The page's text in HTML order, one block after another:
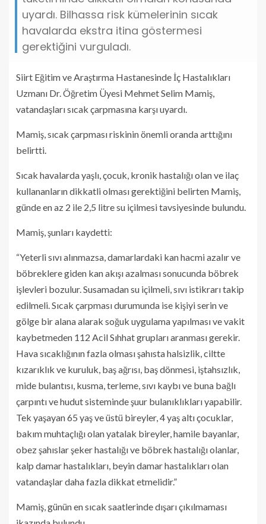
uyardı. Bilhassa risk kümelerinin sıcak
havalarda ekstra itina göstermesi
gerektiğini vurguladı.
Siirt Eğitim ve Araştırma Hastanesinde İç Hastalıkları
Uzmanı Dr. Öğretim Üyesi Mehmet Selim Mamiş,
vatandaşları sıcak çarpmasına karşı uyardı.
Mamiş, sıcak çarpması riskinin önemli oranda arttığını
belirtti.
Sıcak havalarda yaşlı, çocuk, kronik hastalığı olan ve ilaç
kullananların dikkatli olması gerektiğini belirten Mamiş,
günde en az 2 ile 2,5 litre su içilmesi tavsiyesinde bulundu.
Mamiş, şunları kaydetti:
“Yeterli sıvı alınmazsa, damarlardaki kan hacmi azalır ve
böbreklere giden kan akışı azalması sonucunda böbrek
işlevleri bozulur. Susamadan su içilmeli, sıvı istikrarı takip
edilmeli. Sıcak çarpması durumunda ise kişiyi serin ve
gölge bir alana alarak soğuk uygulama yapılması ve vakit
kaybetmeden 112 Acil Sıhhat grupları aranması gerekir.
Hava sıcaklığının fazla olması şahısta halsizlik, ciltte
kızarıklık ve kuruluk, baş ağrısı, baş dönmesi, iştahsızlık,
mide bulantısı, kusma, terleme, sıvı kaybı ve buna bağlı
çarpıntı ve hudut sisteminde şuur bulanıklıkları yapabilir.
Tek yaşayan 65 yaş ve üstü bireyler, 4 yaş altı çocuklar,
bakım muhtaçlığı olan yatalak bireyler, hamile bayanlar,
obez şahıslar şeker hastalığı ve böbrek hastalığı olanlar,
kalp damar hastalıkları, beyin damar hastalıkları olan
vatandaşlar daha fazla dikkat etmelidir.”
Mamiş, günün en sıcak saatlerinde dışarı çıkılmaması